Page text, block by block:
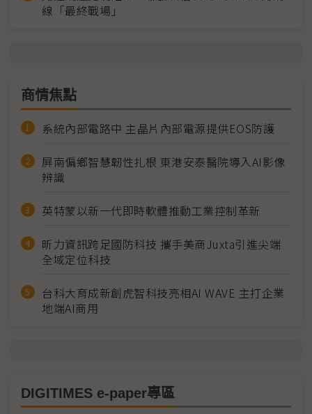
線「最終戰場」
商情焦點
系統內部電路中 主晶片內部電源提供EOS防護
屏南偏鄉智慧韌性扎根 東港安泰醫院導入AI影像
辨識
英特蒙以新一代即時軟體推動工業控制革新
昕力資訊跨足國防科技 攜手美商Juxta引進尖端
全域定位科技
台科大育成新創虎智科技亮相AI WAVE 主打企業
地端AI商用
DIGITIMES e-paper專區